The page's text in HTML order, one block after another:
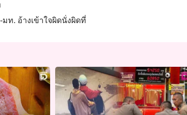
ท. อ้างเข้าใจผิดนั่งผิดที่